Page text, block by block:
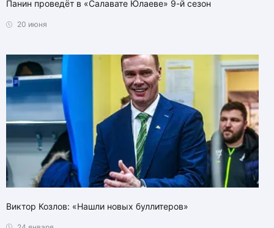
Панин проведёт в «Салавате Юлаеве» 9-й сезон
20 июня
Виктор Козлов: «Нашли новых буллитеров»